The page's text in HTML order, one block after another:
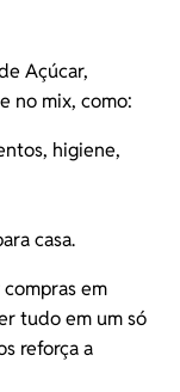
Açúcar,
no mix, como:
higiene,
casa.
em
tudo em um só
reforça a